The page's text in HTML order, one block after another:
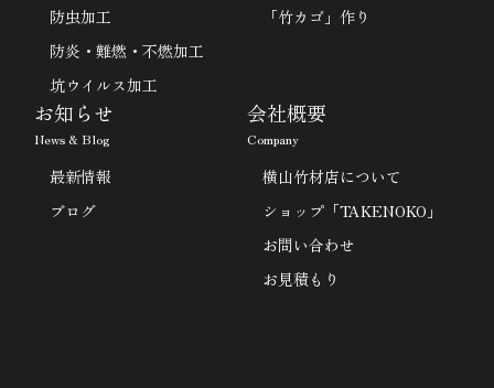
防虫加工
防炎・難燃・不燃加工
坑ウイルス加工
「竹カゴ」作り
お知らせ
News & Blog
最新情報
ブログ
会社概要
Company
横山竹材店について
ショップ「TAKENOKO」
お問い合わせ
お見積もり